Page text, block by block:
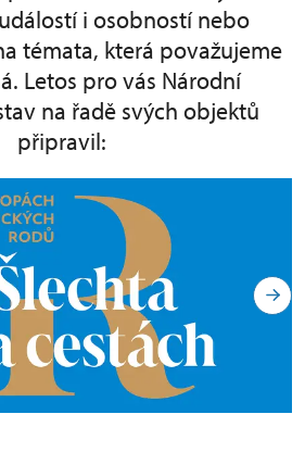
i osobností nebo
témata, která považujeme
Letos pro vás Národní
na řadě svých objektů
připravil: